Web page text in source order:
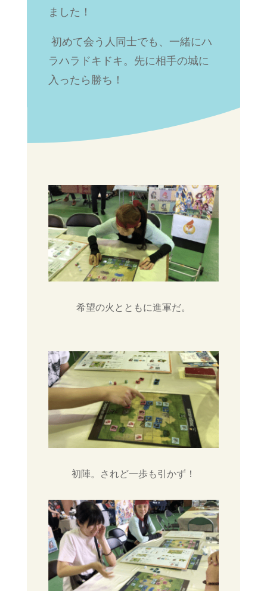
ました！
初めて会う人同士でも、一緒にハ
ラハラドキドキ。先に相手の城に
入ったら勝ち！
希望の火とともに進軍だ。
初陣。されど一歩も引かず！